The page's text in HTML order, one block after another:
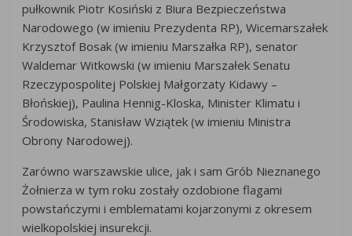
pułkownik Piotr Kosiński z Biura Bezpieczeństwa
Narodowego (w imieniu Prezydenta RP), Wicemarszałek
Krzysztof Bosak (w imieniu Marszałka RP), senator
Waldemar Witkowski (w imieniu Marszałek Senatu
Rzeczypospolitej Polskiej Małgorzaty Kidawy –
Błońskiej), Paulina Hennig-Kloska, Minister Klimatu i
Środowiska, Stanisław Wziątek (w imieniu Ministra
Obrony Narodowej).
Zarówno warszawskie ulice, jak i sam Grób Nieznanego
Żołnierza w tym roku zostały ozdobione flagami
powstańczymi i emblematami kojarzonymi z okresem
wielkopolskiej insurekcji.